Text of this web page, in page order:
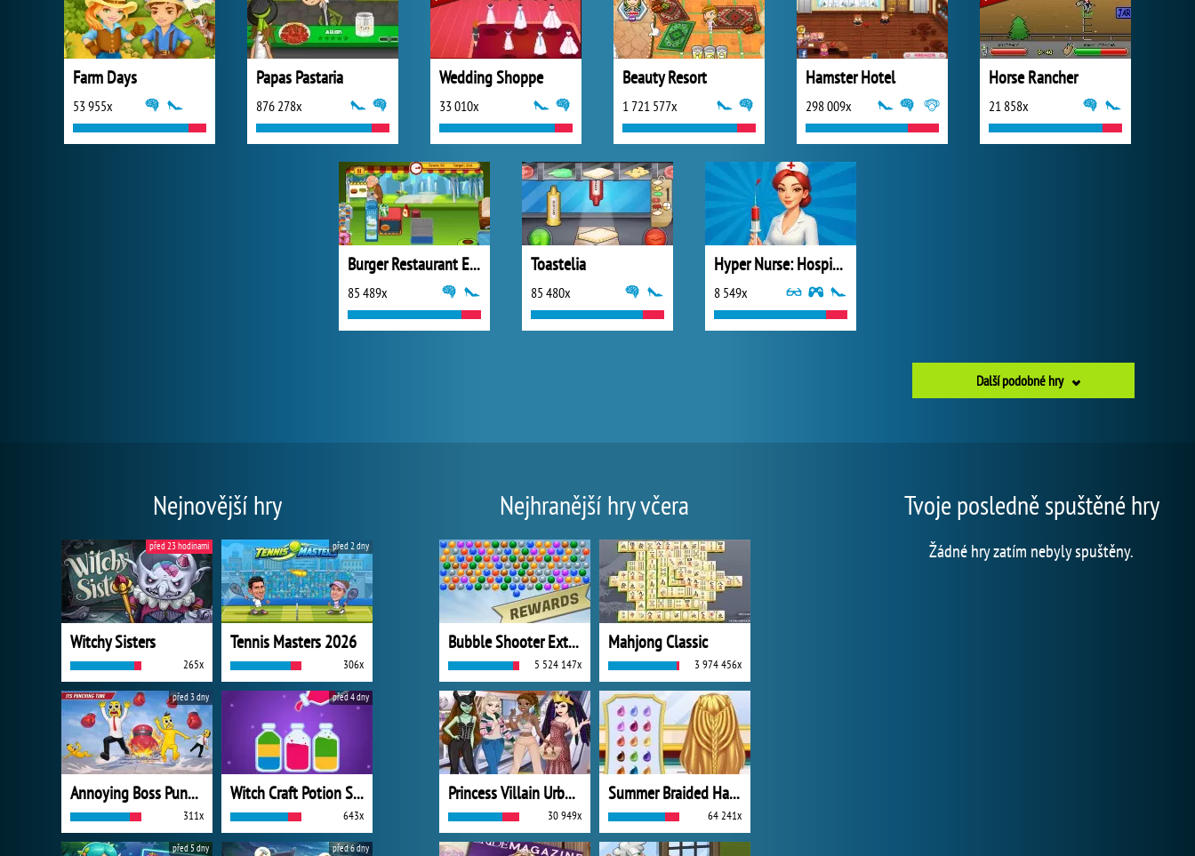
Farm Days
53 955x
Papas Pastaria
876 278x
Wedding Shoppe
33 010x
Beauty Resort
1 721 577x
Hamster Hotel
298 009x
Horse Rancher
21 858x
Burger Restaurant Express
85 489x
Toastelia
85 480x
Hyper Nurse: Hospital Games
8 549x
Další podobné hry
Nejnovější hry
Witchy Sisters
265x
před 23 hodinami
Tennis Masters 2026
306x
před 2 dny
Annoying Boss Punch Game
311x
před 3 dny
Witch Craft Potion Sort
643x
před 4 dny
před 5 dny před 6 dny
Nejhranější hry včera
Bubble Shooter Extreme
5 524 147x
Mahjong Classic
3 974 456x
Princess Villain Urban Outfitters Summer
30 949x
Summer Braided Hairstyles
64 241x
Tvoje posledně spuštěné hry
Žádné hry zatím nebyly spuštěny.